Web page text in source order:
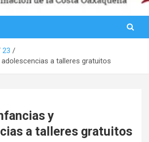
23
a talleres gratuitos
y
a talleres gratuitos